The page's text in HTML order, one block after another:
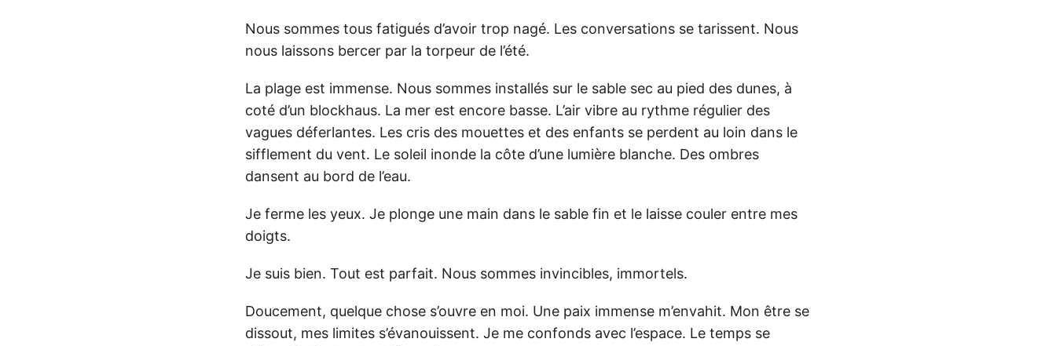
Nous sommes tous fatigués d’avoir trop nagé. Les conversations se tarissent. Nous
nous laissons bercer par la torpeur de l’été.
La plage est immense. Nous sommes installés sur le sable sec au pied des dunes, à
coté d’un blockhaus. La mer est encore basse. L’air vibre au rythme régulier des
vagues déferlantes. Les cris des mouettes et des enfants se perdent au loin dans le
sifflement du vent. Le soleil inonde la côte d’une lumière blanche. Des ombres
dansent au bord de l’eau.
Je ferme les yeux. Je plonge une main dans le sable fin et le laisse couler entre mes
doigts.
Je suis bien. Tout est parfait. Nous sommes invincibles, immortels.
Doucement, quelque chose s’ouvre en moi. Une paix immense m’envahit. Mon être se
dissout, mes limites s’évanouissent. Je me confonds avec l’espace. Le temps se